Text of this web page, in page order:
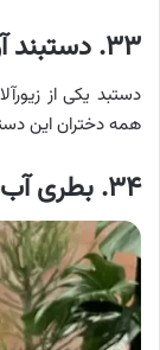
۳۳. دستبند آویز
دستبد یکی از
همه دختران این
۳۴. بطری آب یونیکورن